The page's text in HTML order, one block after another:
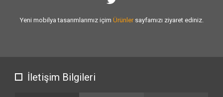
Sizlere vermiş olduğumuzhizmet kalitesiniartırmak için var gücümüzle
İletişim Bilgileri